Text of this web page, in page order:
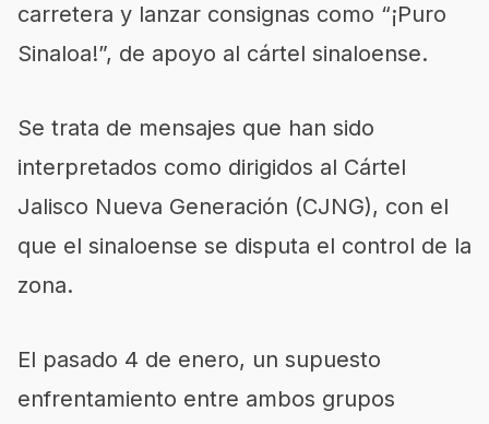
carretera y lanzar consignas como “¡Puro
Sinaloa!”, de apoyo al cártel sinaloense.
Se trata de mensajes que han sido
interpretados como dirigidos al Cártel
Jalisco Nueva Generación (CJNG), con el
que el sinaloense se disputa el control de la
zona.
El pasado 4 de enero, un supuesto
enfrentamiento entre ambos grupos